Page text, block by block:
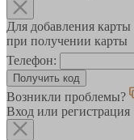
Для добавления
при получении карты
Телефон:
Возникли проблемы?
Вход или регистрация